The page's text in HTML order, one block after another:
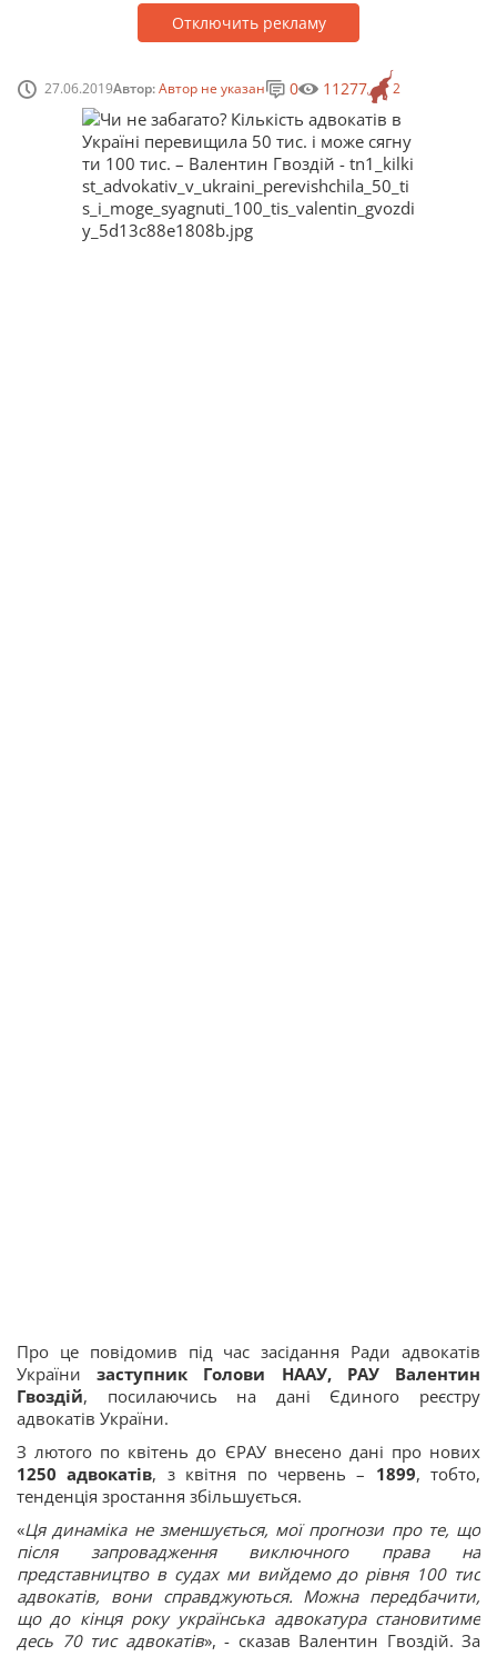
Отключить рекламу
27.06.2019Автор:Автор не указан 2
0 11277
Про це повідомив під час засідання Ради адвокатів
Українизаступник Голови НААУ, РАУ Валентин
Гвоздій, посилаючись на дані Єдиного реєстру
адвокатів України.
З лютого по квітень до ЄРАУ внесено дані про нових
1250 адвокатів, з квітня по червень – 1899, тобто,
тенденція зростання збільшується.
«Ця динаміка не зменшується, мої прогнози про те, що
після запровадження виключного права на
представництво в судах ми вийдемо до рівня 100 тис
адвокатів, вони справджуються. Можна передбачити,
що до кінця року українська адвокатура становитиме
десь 70 тис адвокатів», - сказав Валентин Гвоздій. За